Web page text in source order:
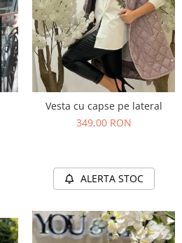
Vesta cu capse pe lateral
349,00 RON
ALERTA STOC